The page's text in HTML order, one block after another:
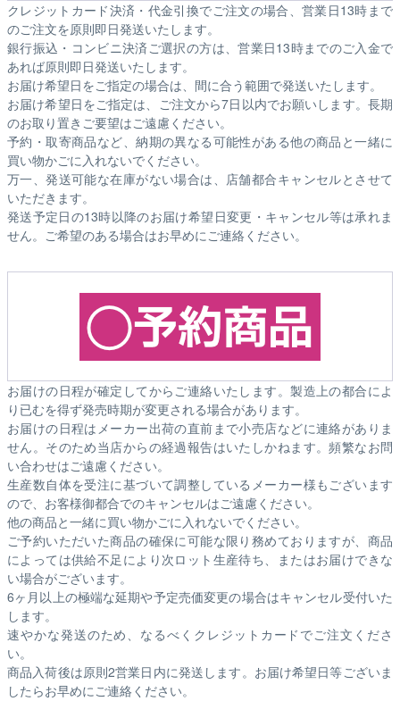
クレジットカード決済・代金引換でご注文の場合、営業日13時まで
のご注文を原則即日発送いたします。
銀行振込・コンビニ決済ご選択の方は、営業日13時までのご入金で
あれば原則即日発送いたします。
お届け希望日をご指定の場合は、間に合う範囲で発送いたします。
お届け希望日をご指定は、ご注文から7日以内でお願いします。長期
のお取り置きご要望はご遠慮ください。
予約・取寄商品など、納期の異なる可能性がある他の商品と一緒に
買い物かごに入れないでください。
万一、発送可能な在庫がない場合は、店舗都合キャンセルとさせて
いただきます。
発送予定日の13時以降のお届け希望日変更・キャンセル等は承れま
せん。ご希望のある場合はお早めにご連絡ください。
お届けの日程が確定してからご連絡いたします。製造上の都合によ
り已むを得ず発売時期が変更される場合があります。
お届けの日程はメーカー出荷の直前まで小売店などに連絡がありま
せん。そのため当店からの経過報告はいたしかねます。頻繁なお問
い合わせはご遠慮ください。
生産数自体を受注に基づいて調整しているメーカー様もございます
ので、お客様御都合でのキャンセルはご遠慮ください。
他の商品と一緒に買い物かごに入れないでください。
ご予約いただいた商品の確保に可能な限り務めておりますが、商品
によっては供給不足により次ロット生産待ち、またはお届けできな
い場合がございます。
6ヶ月以上の極端な延期や予定売価変更の場合はキャンセル受付いた
します。
速やかな発送のため、なるべくクレジットカードでご注文くださ
い。
商品入荷後は原則2営業日内に発送します。お届け希望日等ございま
したらお早めにご連絡ください。